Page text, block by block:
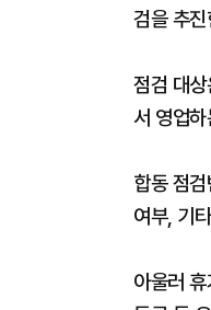
검을 추
점검 대
서 영업
합동 점
여부, 기
아울러